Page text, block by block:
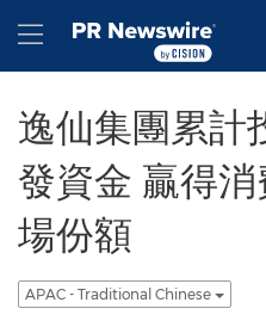
Hamburger menu
逸仙集團累計
發資金 贏得
場份額
APAC - Traditional Chinese